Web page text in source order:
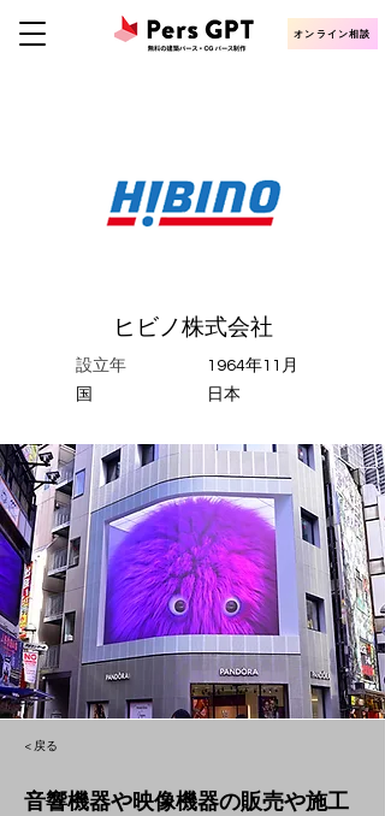
オンライン相談
ヒビノ株式会社
設立年
​国
1964年11月
日本
< 戻る
音響機器や映像機器の販売や施工